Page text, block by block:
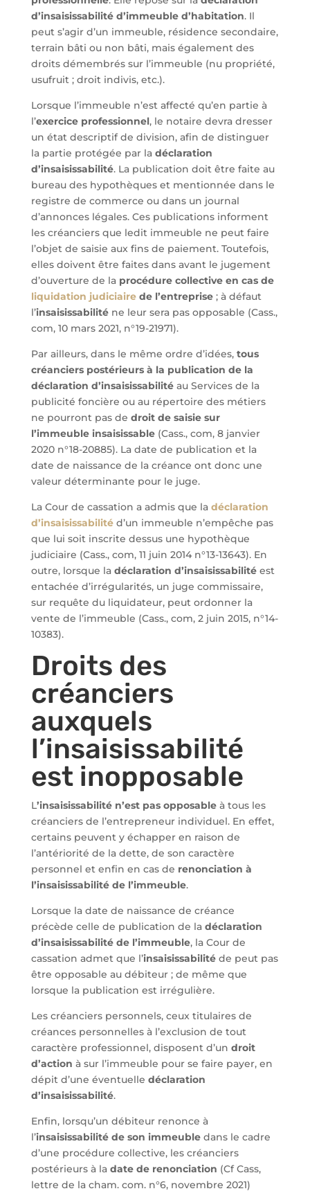
d’insaisissabilité d’immeuble d’habitation. Il
peut s’agir d’un immeuble, résidence secondaire,
terrain bâti ou non bâti, mais également des
droits démembrés sur l’immeuble (nu propriété,
usufruit ; droit indivis, etc.).
Lorsque l’immeuble n’est affecté qu’en partie à
l’exercice professionnel, le notaire devra dresser
un état descriptif de division, afin de distinguer
la partie protégée par la déclaration
d’insaisissabilité. La publication doit être faite au
bureau des hypothèques et mentionnée dans le
registre de commerce ou dans un journal
d’annonces légales. Ces publications informent
les créanciers que ledit immeuble ne peut faire
l’objet de saisie aux fins de paiement. Toutefois,
elles doivent être faites dans avant le jugement
d’ouverture de la procédure collective en cas de
liquidation judiciairede l’entreprise; à défaut
l’insaisissabiliténe leur sera pas opposable (Cass.,
com, 10 mars 2021, n°19-21971).
Par ailleurs, dans le même ordre d’idées, tous
créanciers postérieurs à la publication de la
déclaration d’insaisissabilité au Services de la
publicité foncière ou au répertoire des métiers
ne pourront pas de droit de saisie sur
l’immeuble insaisissable(Cass., com, 8 janvier
2020 n°18-20885). La date de publication et la
date de naissance de la créance ont donc une
valeur déterminante pour le juge.
La Cour de cassation a admis que la déclaration
d’insaisissabilitéd’un immeuble n’empêche pas
que lui soit inscrite dessus une hypothèque
judiciaire (Cass., com, 11 juin 2014 n°13-13643). En
outre, lorsque la déclaration d’insaisissabilitéest
entachée d’irrégularités, un juge commissaire,
sur requête du liquidateur, peut ordonner la
vente de l’immeuble (Cass., com, 2 juin 2015, n°14-
10383).
Droits des
créanciers
auxquels
l’insaisissabilité
est inopposable
L’insaisissabilité n’est pas opposableà tous les
créanciers de l’entrepreneur individuel. En effet,
certains peuvent y échapper en raison de
l’antériorité de la dette, de son caractère
personnel et enfin en cas de renonciation à
l’insaisissabilité de l’immeuble.
Lorsque la date de naissance de créance
précède celle de publication de la déclaration
d’insaisissabilité de l’immeuble, la Cour de
cassation admet que l’insaisissabilitéde peut pas
être opposable au débiteur ; de même que
lorsque la publication est irrégulière.
Les créanciers personnels, ceux titulaires de
créances personnelles à l’exclusion de tout
caractère professionnel, disposent d’un droit
d’action à sur l’immeuble pour se faire payer, en
dépit d’une éventuelle déclaration
d’insaisissabilité.
Enfin, lorsqu’un débiteur renonce à
l’insaisissabilité de son immeubledans le cadre
d’une procédure collective, les créanciers
postérieurs à la date de renonciation (Cf Cass,
lettre de la cham. com. n°6, novembre 2021)